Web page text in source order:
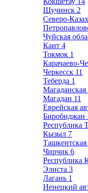
Щучинск 2
Северо-
Чуйская
Кант 4
Токмок 1
Карачаево-
Черкесск 11
Теберда 1
Магаданская
Магадан 11
Еврейская
Биробиджан
Республика
Кызыл 7
Ташкентская
Чирчик 6
Республика
Элиста 3
Лагань 1
Ненецкий